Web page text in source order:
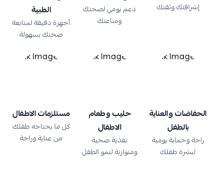
إشراقتك وثقتك
دعم يومي لصحتك
ومناعتك
الطبية
أجهزة دقيقة لمتابعة
صحتك بسهولة
الحفاضات والعناية
بالطفل
راحة وحماية يومية
لبشرة طفلك
حليب وطعام
الاطفال
تغذية صحية
ومتوازنة لنمو الطفل
مستلزمات الاطفال
كل ما يحتاجه طفلك
من عناية وراحة